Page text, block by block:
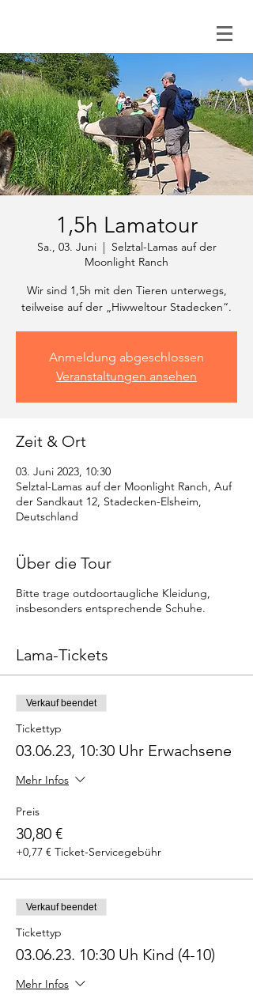
1,5h Lamatour
Sa., 03. Juni
  |
Selztal-Lamas auf der
Moonlight Ranch
Wir sind 1,5h mit den Tieren unterwegs,
Anmeldung abgeschlossen
Veranstaltungen ansehen
Zeit & Ort
03. Juni 2023, 10:30
Selztal-Lamas auf der Moonlight Ranch, Auf
der Sandkaut 12, Stadecken-Elsheim,
Deutschland
Über die Tour
Bitte trage outdoortaugliche Kleidung,
insbesonders entsprechende Schuhe.
Lama-Tickets
Verkauf beendet
Tickettyp
03.06.23, 10:30 Uhr Erwachsene
Mehr Infos
Preis
30,80 €
+0,77 € Ticket-Servicegebühr
Verkauf beendet
Tickettyp
03.06.23. 10:30 Uh Kind (4-10)
Mehr Infos